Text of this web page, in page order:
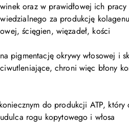
oraz w prawidłowej ich pracy
za produkcję
ścięgien, więzadeł, kości
pigmentację okrywy włosowej i
chroni więc błony
do produkcji ATP,
rogu kopytowego i włosa